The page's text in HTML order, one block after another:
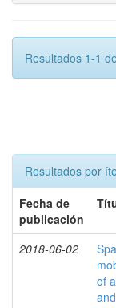
Resultados 1-1
Resultados por
Fecha de
publicación
2018-06-02
of